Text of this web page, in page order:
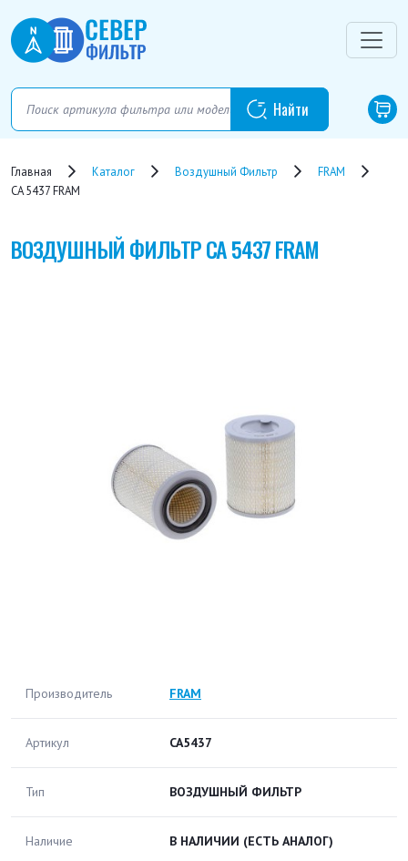
Главная Каталог Воздушный Фильтр
FRAM
CA 5437 FRAM
ВОЗДУШНЫЙ ФИЛЬТРCA 5437 FRAM
Производитель FRAM
Артикул CA5437
Тип ВОЗДУШНЫЙ ФИЛЬТР
Наличие В НАЛИЧИИ (ЕСТЬ АНАЛОГ)